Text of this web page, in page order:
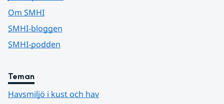
Om SMHI
SMHI-bloggen
SMHI-podden
Teman
Havsmiljö i kust och hav